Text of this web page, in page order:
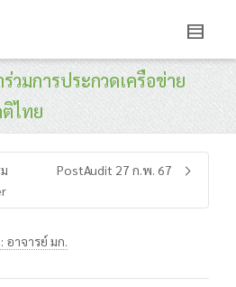
วมการประกวดเครือข่าย
ไทย
PostAudit 27 ก.พ. 67
อาจารย์ มก.